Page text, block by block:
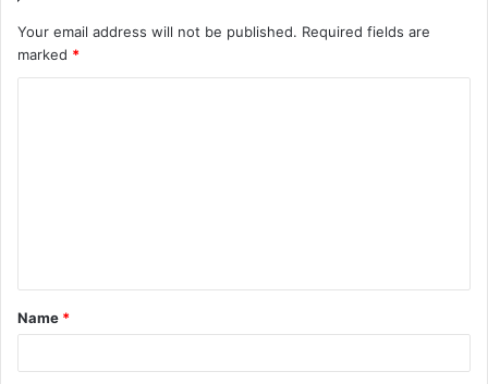
Your email address will not be published. Required fields are
marked *
Name *